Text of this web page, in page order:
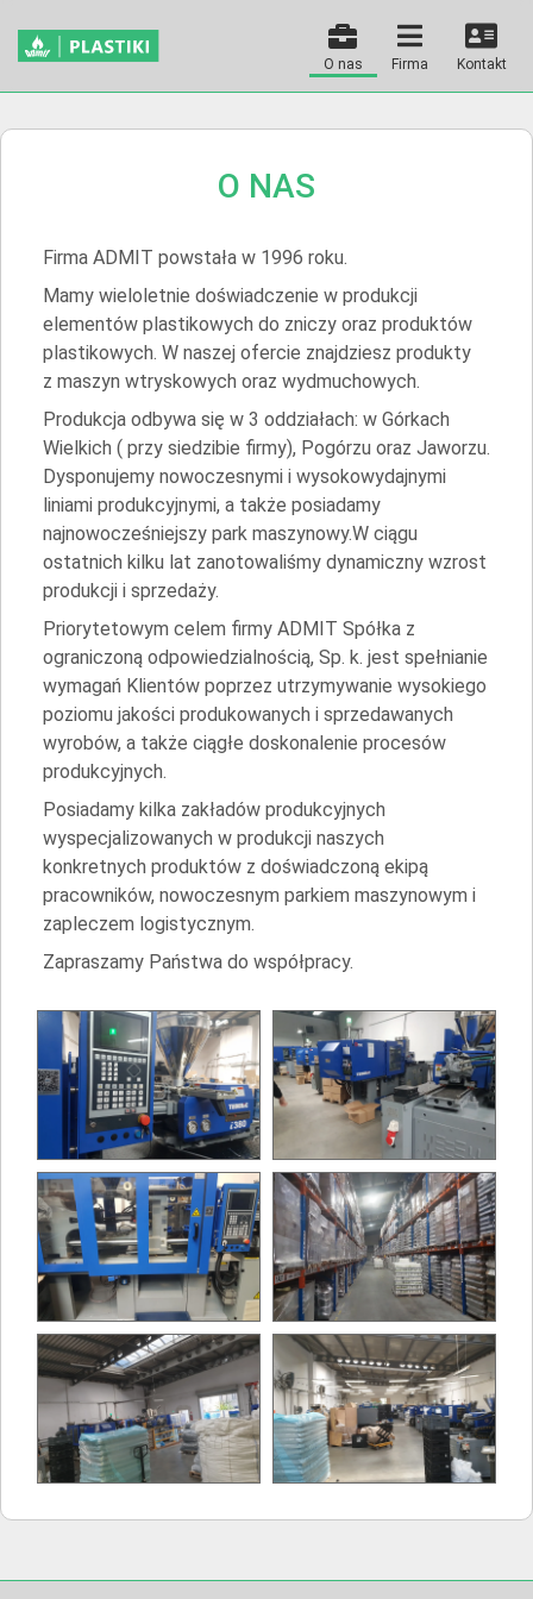
O nas Firma Kontakt
O NAS
Firma ADMIT powstała w 1996 roku.
Mamy wieloletnie doświadczenie w produkcji
elementów plastikowych do zniczy oraz produktów
plastikowych. W naszej ofercie znajdziesz produkty
z maszyn wtryskowych oraz wydmuchowych.
Produkcja odbywa się w 3 oddziałach: w Górkach
Wielkich ( przy siedzibie firmy), Pogórzu oraz Jaworzu.
Dysponujemy nowoczesnymi i wysokowydajnymi
liniami produkcyjnymi, a także posiadamy
najnowocześniejszy park maszynowy.W ciągu
ostatnich kilku lat zanotowaliśmy dynamiczny wzrost
produkcji i sprzedaży.
Priorytetowym celem firmy ADMIT Spółka z
ograniczoną odpowiedzialnością, Sp. k. jest spełnianie
wymagań Klientów poprzez utrzymywanie wysokiego
poziomu jakości produkowanych i sprzedawanych
wyrobów, a także ciągłe doskonalenie procesów
produkcyjnych.
Posiadamy kilka zakładów produkcyjnych
wyspecjalizowanych w produkcji naszych
konkretnych produktów z doświadczoną ekipą
pracowników, nowoczesnym parkiem maszynowym i
zapleczem logistycznym.
Zapraszamy Państwa do współpracy.